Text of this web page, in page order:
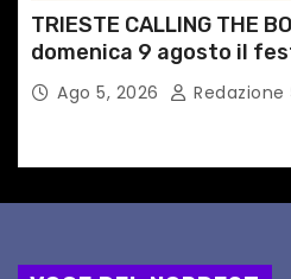
TRIESTE CALLING THE
domenica 9 agosto il
dedicato a Springsteen
Ago 5, 2026 Redazione